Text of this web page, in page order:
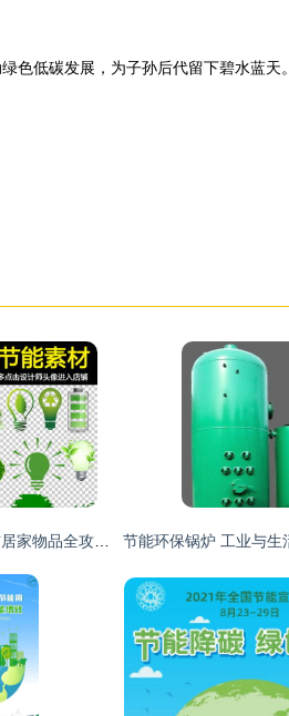
色低碳发展，为子孙后代留下碧水蓝天。